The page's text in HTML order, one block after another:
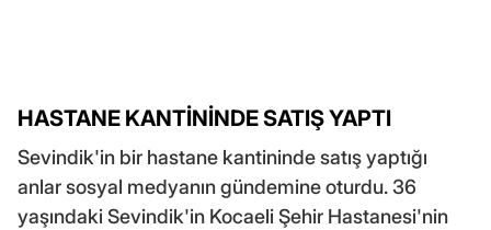
HASTANE KANTİNİNDE SATIŞ YAPTI
Sevindik'in bir hastane kantininde satış yaptığı
anlar sosyal medyanın gündemine oturdu. 36
yaşındaki Sevindik'in Kocaeli Şehir Hastanesi'nin